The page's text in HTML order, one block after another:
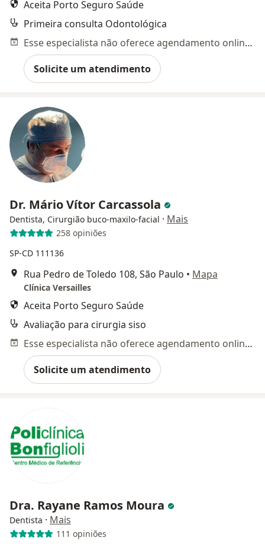
Aceita Porto Seguro Saúde
Primeira consulta Odontológica
Esse especialista não oferece agendamento online para esse endereço.
Solicite um atendimento
Dr. Mário Vítor Carcassola
Dentista, Cirurgião buco-maxilo-facial · Mais
258 opiniões
SP-CD 111136
Rua Pedro de Toledo 108, São Paulo • Mapa
Clínica Versailles
Aceita Porto Seguro Saúde
Avaliação para cirurgia siso
Esse especialista não oferece agendamento online para esse endereço.
Solicite um atendimento
Dra. Rayane Ramos Moura
Dentista · Mais
111 opiniões